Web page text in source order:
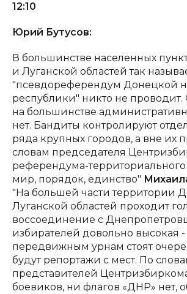
12:10
Юрий Бутусов:
В большинстве населенных
и Луганской областей так
"псевдореферендум Донецкой
республики" никто не
на большинстве
нет. Бандиты контролируют
ряда крупных городов, а вне их
словам председателя
референдума-территориального
мир, порядок, единство"
"На большей части территории
Луганской областей проходит
воссоединение с
избирателей довольно высокая
передвижным урнам стоят
будут репортажи с мест. По
представителей
боевиков, ни флагов «ДНР» нет,